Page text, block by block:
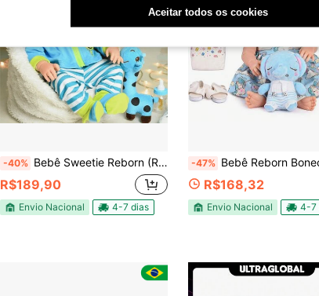
-40% Bebê Sweetie Reborn (R) Menino Realista Silicone doll
R$189,90
Envio Nacional 4-7 dias
-47% Bebê Reborn Boneca
R$168,32
Envio Nacional 4-7
Aceitar todos os cookies